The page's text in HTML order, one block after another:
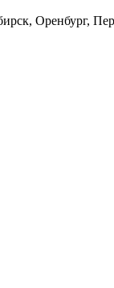
Оренбург,